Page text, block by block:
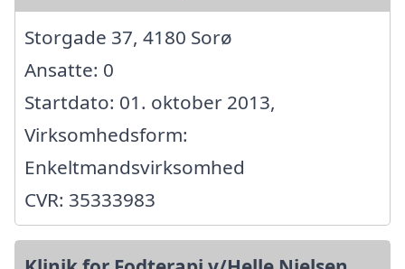
Storgade 37, 4180 Sorø
Ansatte: 0
Startdato: 01. oktober 2013,
Virksomhedsform:
Enkeltmandsvirksomhed
CVR: 35333983